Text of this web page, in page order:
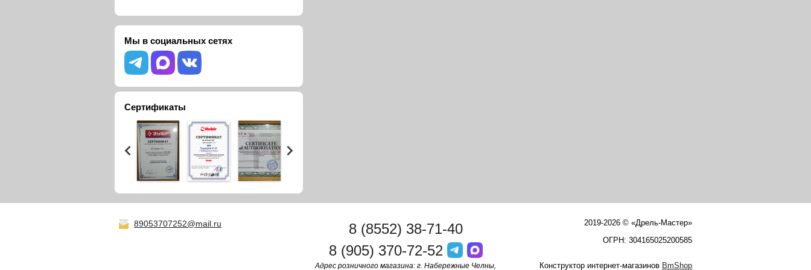
Мы в социальных сетях
Сертификаты
89053707252@mail.ru
2019-2026 © «Дрель-Мастер»
ОГРН: 304165025200585
Конструктор интернет-магазинов BmShop
8 (8552) 38-71-40
8 (905) 370-72-52
Адрес розничного магазина: г. Набережные Челны,